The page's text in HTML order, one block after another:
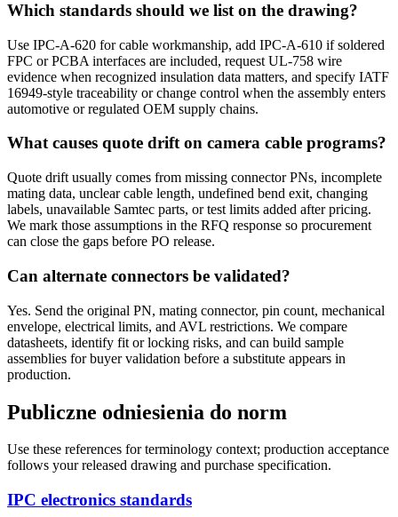
Which standards should we list on the drawing?
Use IPC-A-620 for cable workmanship, add IPC-A-610 if soldered
FPC or PCBA interfaces are included, request UL-758 wire
evidence when recognized insulation data matters, and specify IATF
16949-style traceability or change control when the assembly enters
automotive or regulated OEM supply chains.
What causes quote drift on camera cable programs?
Quote drift usually comes from missing connector PNs, incomplete
mating data, unclear cable length, undefined bend exit, changing
labels, unavailable Samtec parts, or test limits added after pricing.
We mark those assumptions in the RFQ response so procurement
can close the gaps before PO release.
Can alternate connectors be validated?
Yes. Send the original PN, mating connector, pin count, mechanical
envelope, electrical limits, and AVL restrictions. We compare
datasheets, identify fit or locking risks, and can build sample
assemblies for buyer validation before a substitute appears in
production.
Publiczne odniesienia do norm
Use these references for terminology context; production acceptance
follows your released drawing and purchase specification.
IPC electronics standards